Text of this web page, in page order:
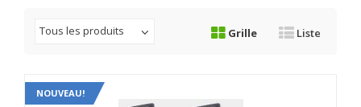
Tous les produits Grille Liste
NOUVEAU!